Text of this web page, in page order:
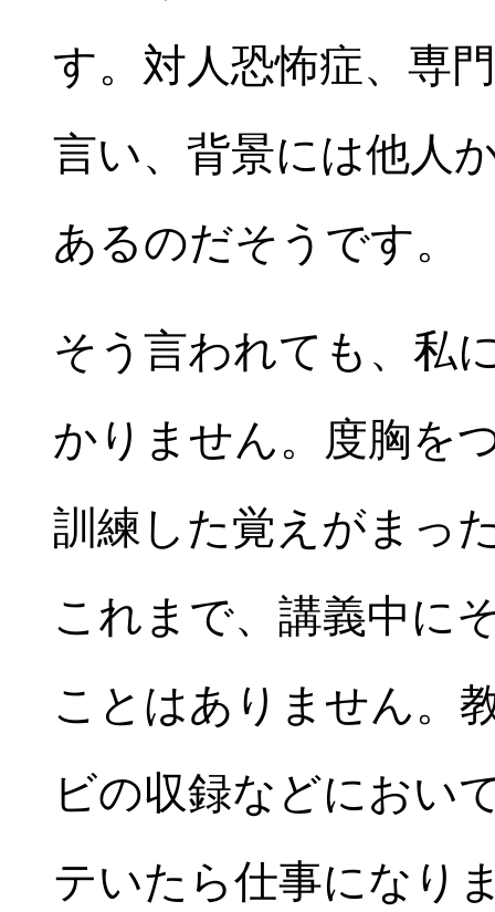
す。対人恐怖症、専
言い、背景には他人
あるのだそうです。
そう言われても、私
かりません。度胸を
訓練した覚えがまっ
これまで、講義中に
ことはありません。
ビの収録などにおい
テいたら仕事になり